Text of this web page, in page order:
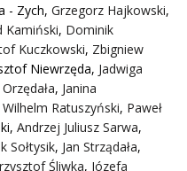
- Zych, Grzegorz Hajkowski,
Kamiński, Dominik
Kuczkowski, Zbigniew
Niewrzęda, Jadwiga
, Janina
Wilhelm Ratuszyński, Paweł
, Andrzej Juliusz Sarwa,
Sołtysik, Jan Strządała,
Śliwka, Józefa